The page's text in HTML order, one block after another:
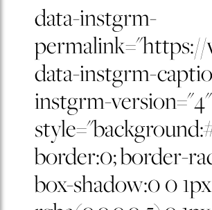
data-instgrm-
data-instgrm-
instgrm-version="4"
border:0; border-
box-shadow:0 0